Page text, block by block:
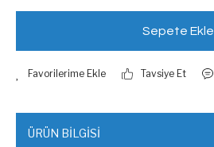
Sepete Ekle
Tavsiye Et
ÜRÜN BİLGİSİ